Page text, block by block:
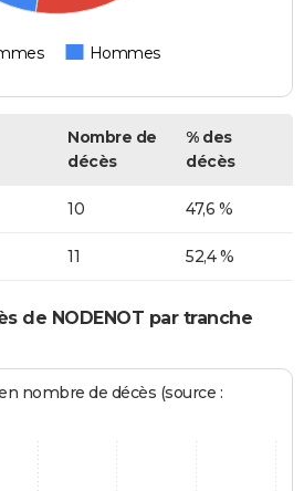
Hommes
Nombre de
décès
% des
décès
10 47,6 %
11 52,4 %
de NODENOT par tranche
nombre de décès (source :